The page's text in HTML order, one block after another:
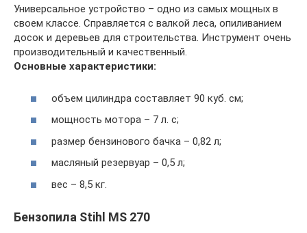
Универсальное устройство – одно из самых мощных в
своем классе. Справляется с валкой леса, опиливанием
досок и деревьев для строительства. Инструмент очень
производительный и качественный.
Основные характеристики:
объем цилиндра составляет 90 куб. см;
мощность мотора – 7 л. с;
размер бензинового бачка – 0,82 л;
масляный резервуар – 0,5 л;
вес – 8,5 кг.
Бензопила Stihl MS 270